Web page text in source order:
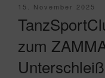
Veröffentlicht
15. November 2025
zum